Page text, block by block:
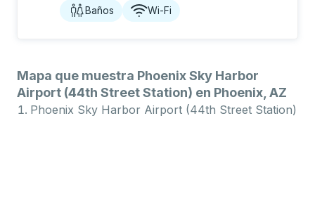
Baños
Wi-Fi
Mapa que muestra Phoenix Sky Harbor
Airport (44th Street Station) en Phoenix, AZ
Phoenix Sky Harbor Airport (44th Street Station)